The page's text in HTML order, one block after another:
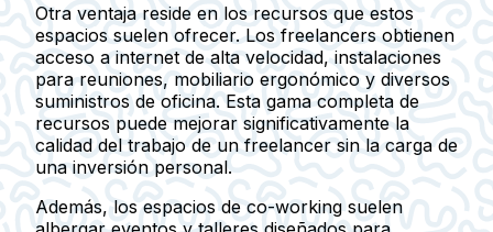
Otra ventaja reside en los recursos que estos
espacios suelen ofrecer. Los freelancers obtienen
acceso a internet de alta velocidad, instalaciones
para reuniones, mobiliario ergonómico y diversos
suministros de oficina. Esta gama completa de
recursos puede mejorar significativamente la
calidad del trabajo de un freelancer sin la carga de
una inversión personal.
Además, los espacios de co-working suelen